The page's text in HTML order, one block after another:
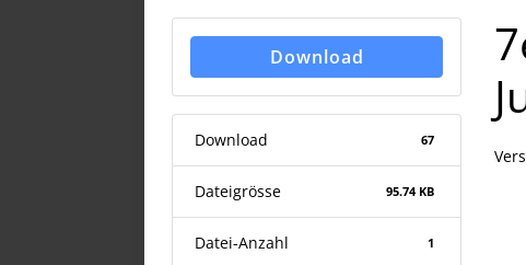
Download
Download 67
Dateigrösse 95.74 KB
Datei-Anzahl 1